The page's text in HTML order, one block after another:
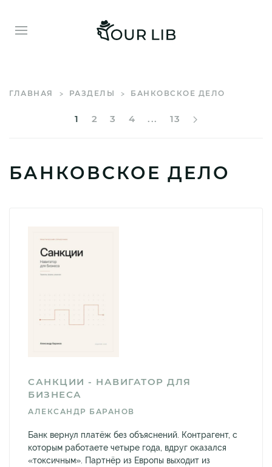
ГЛАВНАЯ РАЗДЕЛЫ БАНКОВСКОЕ ДЕЛО
1 2 3 4 ... 13
БАНКОВСКОЕ ДЕЛО
САНКЦИИ - НАВИГАТОР ДЛЯ
БИЗНЕСА
АЛЕКСАНДР БАРАНОВ
Банк вернул платёж без объяснений. Контрагент, с
которым работаете четыре года, вдруг оказался
«токсичным». Партнёр из Европы выходит из